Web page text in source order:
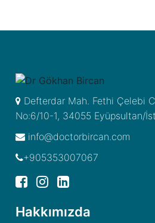
Defterdar Mah. Fethi Çelebi
No:6/10-1, 34055 Eyüpsultan/
info@doctorbircan.com
+905353007067
Hakkımızda